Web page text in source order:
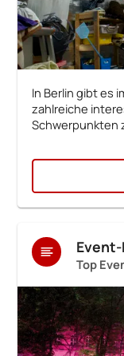
In Berlin gibt es
zahlreiche
Schwerpunkten
Top